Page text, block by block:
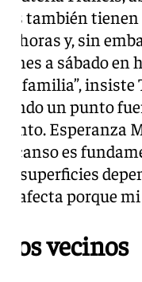
también
horas y, sin
lunes a sábado
la familia”,
un punto
tanto. Esperanza
es
superficies
afecta porque
los vecinos